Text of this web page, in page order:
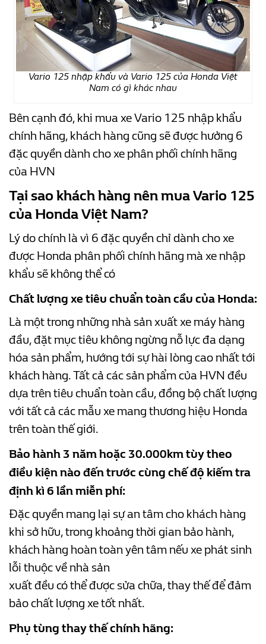
Vario 125 nhập khẩu và Vario 125 của Honda Việt
Nam có gì khác nhau
Bên cạnh đó, khi mua xe Vario 125 nhập khẩu
chính hãng, khách hàng cũng sẽ được hưởng 6
đặc quyền dành cho xe phân phối chính hãng
của HVN
Tại sao khách hàng nên mua Vario 125
của Honda Việt Nam?
Lý do chính là vì 6 đặc quyền chỉ dành cho xe
được Honda phân phối chính hãng mà xe nhập
khẩu sẽ không thể có
Chất lượng xe tiêu chuẩn toàn cầu của Honda:
Là một trong những nhà sản xuất xe máy hàng
đầu, đặt mục tiêu không ngừng nỗ lực đa dạng
hóa sản phẩm, hướng tới sự hài lòng cao nhất tới
khách hàng. Tất cả các sản phẩm của HVN đều
dựa trên tiêu chuẩn toàn cầu, đồng bộ chất lượng
với tất cả các mẫu xe mang thương hiệu Honda
trên toàn thế giới.
Bảo hành 3 năm hoặc 30.000km tùy theo
điều kiện nào đến trước cùng chế độ kiếm tra
định kì 6 lần miễn phí:
Đặc quyền mang lại sự an tâm cho khách hàng
khi sở hữu, trong khoảng thời gian bảo hành,
khách hàng hoàn toàn yên tâm nếu xe phát sinh
lỗi thuộc về nhà sản
xuất đều có thể được sửa chữa, thay thế để đảm
bảo chất lượng xe tốt nhất.
Phụ tùng thay thế chính hãng: